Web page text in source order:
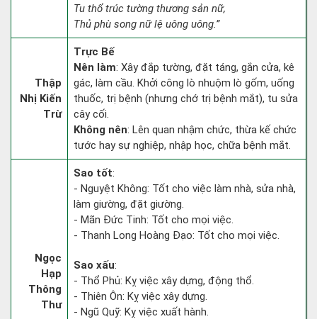
Tu thổ trúc tường thương sản nữ,
Thủ phù song nữ lệ uông uông.”
Thập
Nhị Kiến
Trừ
Trực Bế
Nên làm: Xây đắp tường, đặt táng, gắn cửa, kê
gác, làm cầu. Khởi công lò nhuộm lò gốm, uống
thuốc, trị bệnh (nhưng chớ trị bệnh mắt), tu sửa
cây cối.
Không nên: Lên quan nhậm chức, thừa kế chức
tước hay sự nghiệp, nhập học, chữa bệnh mắt.
Ngọc
Hạp
Thông
Thư
Sao tốt:
- Nguyệt Không: Tốt cho việc làm nhà, sửa nhà,
làm giường, đặt giường.
- Mãn Đức Tinh: Tốt cho mọi việc.
- Thanh Long Hoàng Đạo: Tốt cho mọi việc.
Sao xấu:
- Thổ Phủ: Kỵ việc xây dựng, động thổ.
- Thiên Ôn: Kỵ việc xây dựng.
- Ngũ Quỹ: Kỵ việc xuất hành.